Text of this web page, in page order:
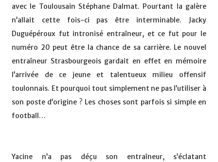
avec le Toulousain Stéphane Dalmat. Pourtant la galère
n’allait cette fois-ci pas être interminable. Jacky
Duguépéroux fut intronisé entraîneur, et ce fut pour le
numéro 20 peut être la chance de sa carrière. Le nouvel
entraîneur Strasbourgeois gardait en effet en mémoire
l’arrivée de ce jeune et talentueux milieu offensif
toulonnais. Et pourquoi tout simplement ne pas l’utiliser à
son poste d’origine ? Les choses sont parfois si simple en
football…
Yacine n’a pas déçu son entraîneur, s’éclatant